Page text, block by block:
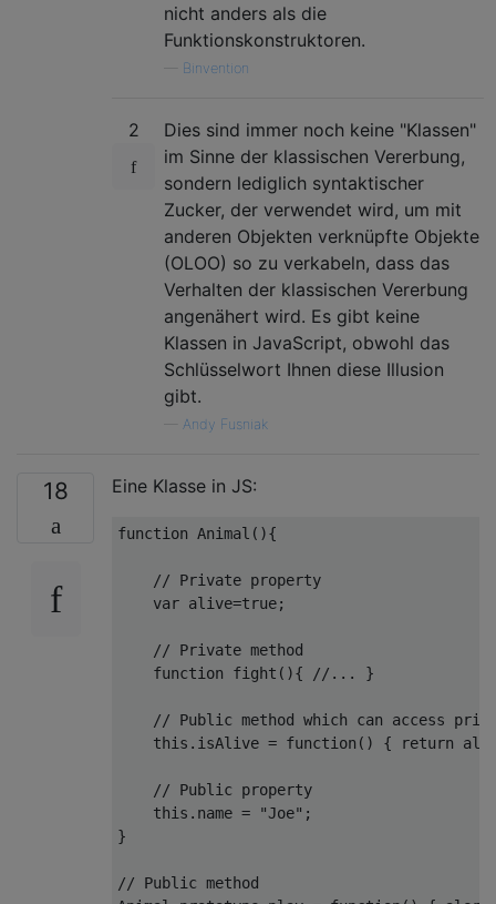
nicht anders als die
Funktionskonstruktoren.
Binvention
2
Dies sind immer noch keine "Klassen"
im Sinne der klassischen Vererbung,
sondern lediglich syntaktischer
Zucker, der verwendet wird, um mit
anderen Objekten verknüpfte Objekte
(OLOO) so zu verkabeln, dass das
Verhalten der klassischen Vererbung
angenähert wird. Es gibt keine
Klassen in JavaScript, obwohl das
Schlüsselwort Ihnen diese Illusion
gibt.
Andy Fusniak
18 Eine Klasse in JS:
function Animal ( ){
// Private property
var alive=true;
// Private method
function
fight ( ){ //... }
// Public method which can access
this .isAlive = function ( ) { return
// Public property
this .name = "Joe" ;
}
// Public method